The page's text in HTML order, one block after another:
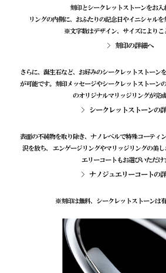
刻印とシークレットストーンをお入
リングの内側に、おふたりの記念日やイニシャルを
※文字数はデザイン、サイズによりこ
刻印の詳細へ
さらに、誕生石など、お好みのシークレットストーン
が可能です。刻印メッセージやシークレットストーン
のオリジナルマリッジリングが完成
シークレットストーンの
表面の不純物を取り除き、ナノレベルで特殊コーティ
沢を放ち、 エンゲージリングやマリッジリングの美
エリーコートもお選びいただけ
ナノジュエリーコートの
※刻印は無料、シークレットストーンは有